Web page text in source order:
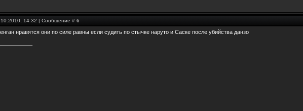
14:32 | Сообщение # 6
нравятся они по силе равны если судить по стычке наруто и Саске после убийства данзо